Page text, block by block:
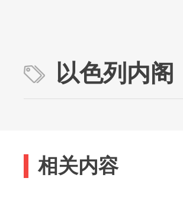
以色列内阁
相关内容